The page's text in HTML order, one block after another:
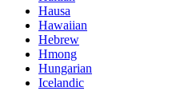
Hausa
Hawaiian
Hebrew
Hmong
Hungarian
Icelandic